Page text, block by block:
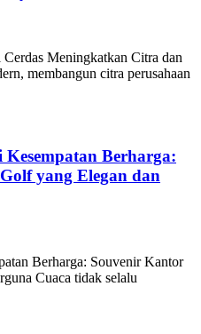
Meningkatkan Citra dan
membangun citra perusahaan
Berharga:
yang Elegan dan
Berharga: Souvenir Kantor
Cuaca tidak selalu